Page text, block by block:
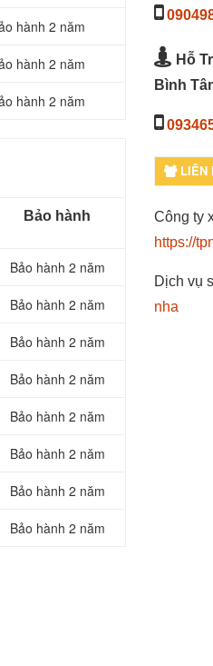
hành 2 năm
hành 2 năm
hành 2 năm
Bảo hành
Bảo hành 2 năm
Bảo hành 2 năm
Bảo hành 2 năm
Bảo hành 2 năm
Bảo hành 2 năm
Bảo hành 2 năm
Bảo hành 2 năm
Bảo hành 2 năm
Hỗ
Bình
LIÊN
Công ty
https://
Dịch vụ
nha